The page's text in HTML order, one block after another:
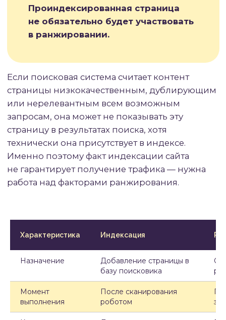
Характеристика Индексация
Назначение
Добавление страницы в
базу поисковика
Момент
выполнения
После сканирования
роботом
на несколько категорий по характеру влияния
и области применения. Каждая категория
включает десятки отдельных параметров,
оценку страницы. Важно понимать, что
влияние других.
специалисты SEO на основе исследований
и практического опыта выделили основные
группы факторов, оказывающих наибольшее
влияние на позиции.
ФАКТОРОВ РАНЖИРОВАНИЯ